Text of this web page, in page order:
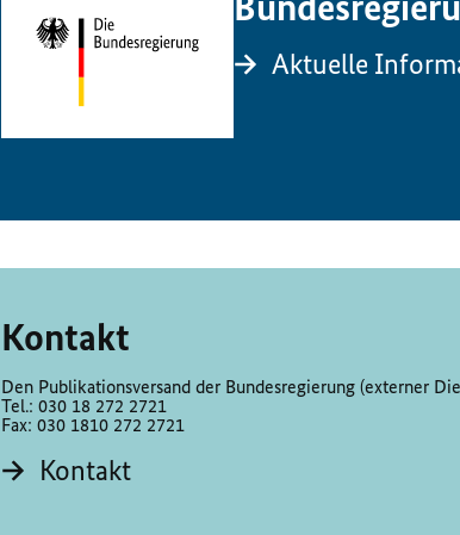
Aktuelle
Kontakt
Den Publikationsversand der Bundesregierung (externer
Tel.: 030 18 272 2721
Fax: 030 1810 272 2721
Kontakt